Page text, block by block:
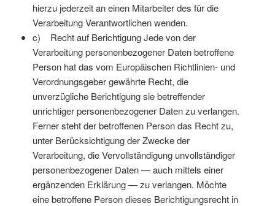
hierzu jederzeit an einen Mitarbeiter des für die
Verarbeitung Verantwortlichen wenden.
c) Recht auf Berichtigung Jede von der
Verarbeitung personenbezogener Daten betroffene
Person hat das vom Europäischen Richtlinien- und
Verordnungsgeber gewährte Recht, die
unverzügliche Berichtigung sie betreffender
unrichtiger personenbezogener Daten zu verlangen.
Ferner steht der betroffenen Person das Recht zu,
unter Berücksichtigung der Zwecke der
Verarbeitung, die Vervollständigung unvollständiger
personenbezogener Daten — auch mittels einer
ergänzenden Erklärung — zu verlangen. Möchte
eine betroffene Person dieses Berichtigungsrecht in